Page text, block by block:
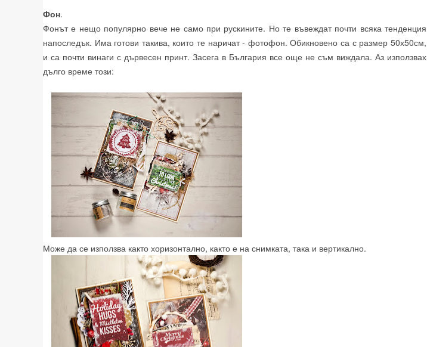
Фон.
Фонът е нещо популярно вече не само при рускините. Но те въвеждат почти всяка тенденция
напоследък. Има готови такива, които те наричат - фотофон. Обикновено са с размер 50х50см,
и са почти винаги с дървесен принт. Засега в България все още не съм виждала. Аз използвах
дълго време този:
Може да се използва както хоризонтално, както е на снимката, така и вертикално.